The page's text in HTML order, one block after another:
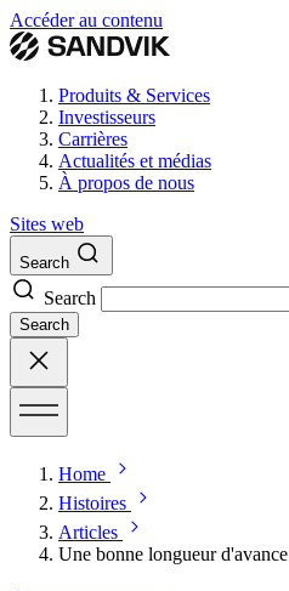
Accéder au contenu
Produits & Services
Investisseurs
Carrières
Actualités et médias
À propos de nous
Sites web
Search
Search
Search
Home
Histoires
Articles
Une bonne longueur d'avance